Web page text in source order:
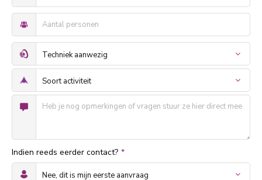
Indien reeds eerder contact? *